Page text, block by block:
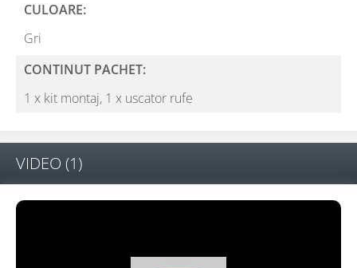
CULOARE:
Gri
CONTINUT PACHET:
1 x kit montaj, 1 x uscator rufe
VIDEO (1)